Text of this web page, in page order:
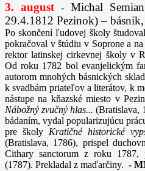
3. august -Michal
29.4.1812 Pezinok) –
Po skončení ľudovej školy
pokračoval v štúdiu v Soprone a
rektor latinskej cirkevnej školy v
Od roku 1782 bol evanjelickým
autorom mnohých básnických
k svadbám priateľov a literátov, k
nástupe na kňazské miesto v
Nábožný zvučný hlas...(Bratislava,
bádaním, vydal popularizujúcu
pre školy Kratičné historické
(Bratislava, 1786), prispel
Cithary sanctorum z roku 1787,
(1787). Prekladal z maďarčiny. -